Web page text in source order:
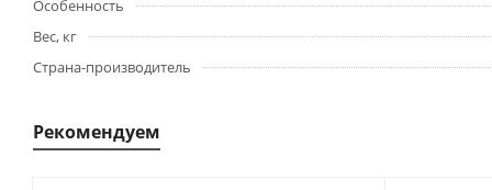
Особенность
Вес, кг
Страна-производитель
Рекомендуем